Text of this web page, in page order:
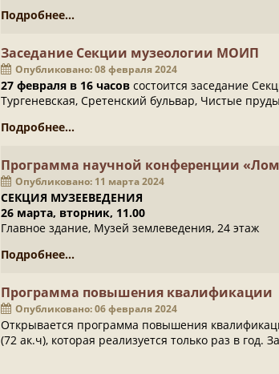
Подробнее...
Заседание Секции музеологии МОИП
Опубликовано: 08 февраля 2024
27 февраля в 16 часов состоится заседание
Тургеневская, Сретенский бульвар, Чистые
Подробнее...
Программа научной конференции
Опубликовано: 11 марта 2024
СЕКЦИЯ МУЗЕЕВЕДЕНИЯ
26 марта, вторник, 11.00
Главное здание, Музей землеведения, 24 этаж
Подробнее...
Программа повышения квалификации
Опубликовано: 06 февраля 2024
Открывается программа повышения
(72 ак.ч), которая реализуется только раз в